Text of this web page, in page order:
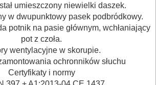
umieszczony niewielki daszek.
w dwupunktowy pasek podbródkowy.
potnik na pasie głównym, wchłaniający
pot z czoła.
wentylacyjne w skorupie.
ochronników słuchu
Certyfikaty i normy